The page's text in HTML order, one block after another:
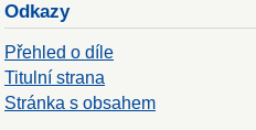
Odkazy
Přehled o díle
Titulní strana
Stránka s obsahem